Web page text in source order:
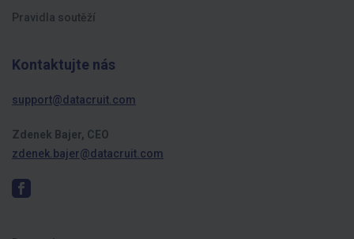
Pravidla soutěží
Kontaktujte nás
support@datacruit.com
Zdenek Bajer, CEO
zdenek.bajer@datacruit.com